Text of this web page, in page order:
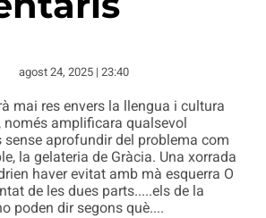
agost 24, 2025 | 23:40
mai res envers la llengua i cultura
només amplificara qualsevol
sense aprofundir del problema com
la gelateria de Gràcia. Una xorrada
haver evitat amb mà esquerra O
de les dues parts.....els de la
poden dir segons què....